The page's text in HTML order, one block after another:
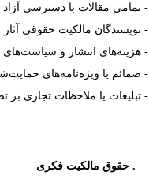
- تمامی مقالات با دسترسی
- نویسندگان مالکیت حقوقی
- هزینه‌های انتشار و
- ضمائم یا ویژه‌نامه‌های
- تبلیغات یا ملاحظات تجاری بر
حقوق مالکیت فکری